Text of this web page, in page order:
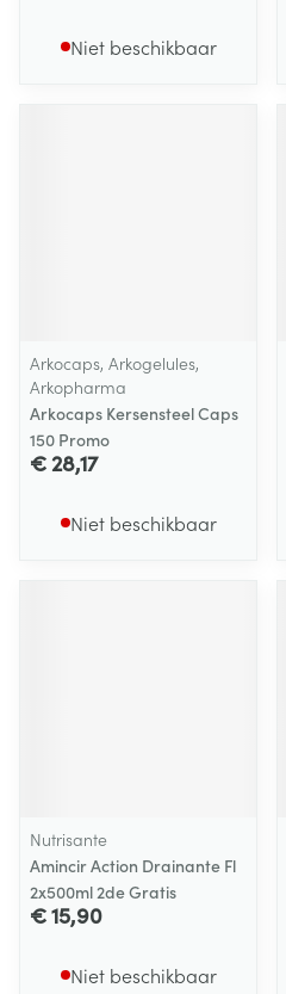
Niet beschikbaar
Arkocaps, Arkogelules,
Arkopharma
Arkocaps Kersensteel Caps
150 Promo
€ 28,17
Niet beschikbaar
Nutrisante
Amincir Action Drainante Fl
2x500ml 2de Gratis
€ 15,90
Niet beschikbaar